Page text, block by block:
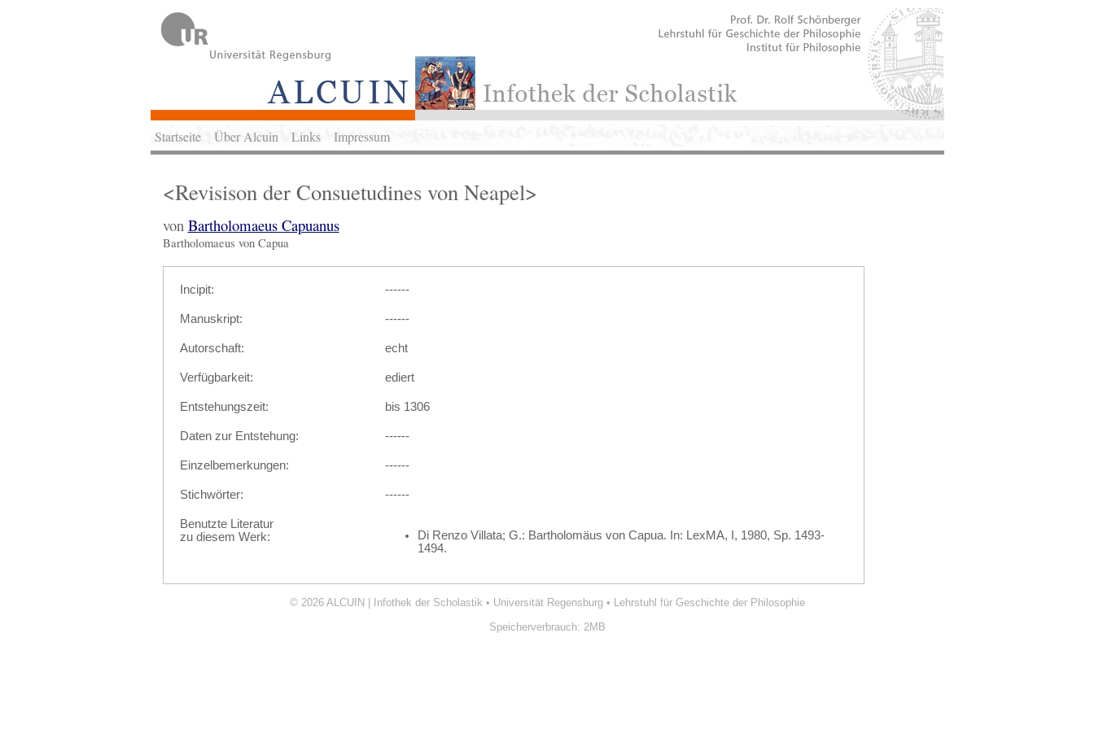
Startseite Über Alcuin Links Impressum
<Revisison der Consuetudines von Neapel>
von Bartholomaeus Capuanus
Bartholomaeus von Capua
Incipit: ------
Manuskript: ------
Autorschaft: echt
Verfügbarkeit: ediert
Entstehungszeit: bis 1306
Daten zur Entstehung: ------
Einzelbemerkungen: ------
Stichwörter: ------
Benutzte Literatur
zu diesem Werk:
Di Renzo Villata; G.: Bartholomäus von Capua. In: LexMA, I, 1980, Sp. 1493-
1494.
© 2026 ALCUIN | Infothek der Scholastik • Universität Regensburg• Lehrstuhl für Geschichte der Philosophie
Speicherverbrauch: 2MB